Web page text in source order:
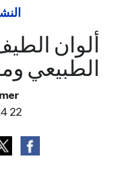
ألوان
الطبيعي
22 February 2024